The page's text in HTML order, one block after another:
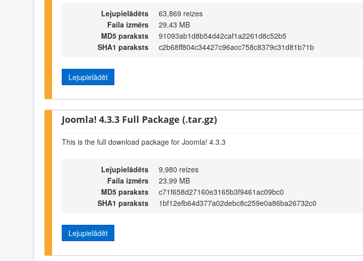
Lejupielādēts
63,869 reizes
Faila izmērs
29,43 MB
MD5 paraksts
91093ab1d8b54d42caf1a2261d8c52b5
SHA1 paraksts
c2b68ff804c34427c96acc758c8379c31d81b71b
Lejupielādēt
Joomla! 4.3.3 Full Package (.tar.gz)
This is the full download package for Joomla! 4.3.3
Lejupielādēts
9,980 reizes
Faila izmērs
23,99 MB
MD5 paraksts
c71f658d27160e3165b3f9461ac09bc0
SHA1 paraksts
1bf12efb64d377a02debc8c259e0a86ba26732c0
Lejupielādēt